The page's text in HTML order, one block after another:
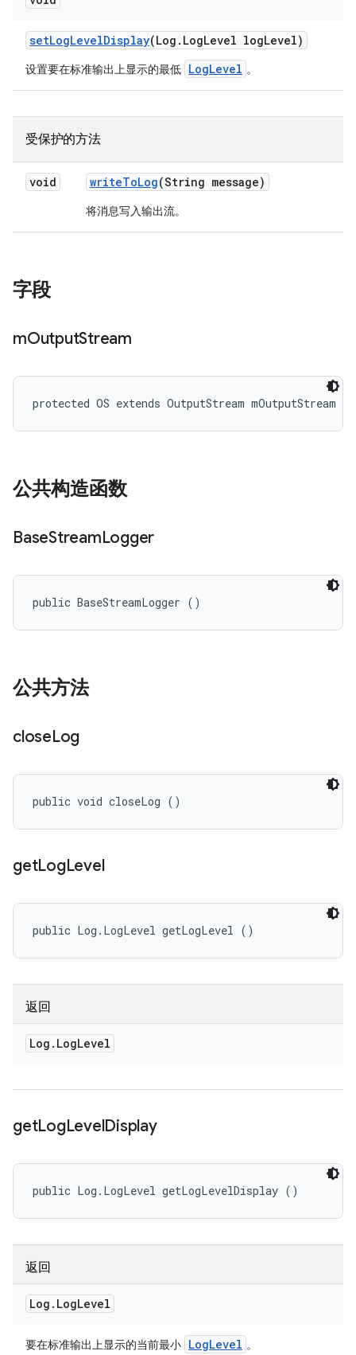
setLogLevelDisplay(Log . LogLevel logLevel)
设置要在标准输出上显示的最低 LogLevel 。
受保护的方法
void writeToLog(String message)
将消息写入输出流。
字段
mOutputStream
protected OS extends OutputStream mOutputStream
公共构造函数
BaseStreamLogger
public BaseStreamLogger ()
公共方法
closeLog
public void closeLog ()
getLogLevel
public Log.LogLevel getLogLevel ()
返回
Log . LogLevel
getLogLevelDisplay
public Log.LogLevel getLogLevelDisplay ()
返回
Log . LogLevel
要在标准输出上显示的当前最小 LogLevel 。